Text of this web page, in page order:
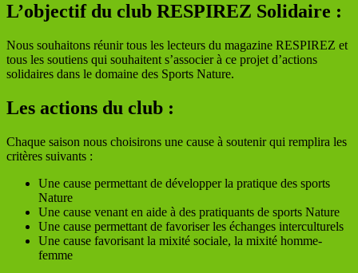
L’objectif du club RESPIREZ Solidaire :
Nous souhaitons réunir tous les lecteurs du magazine RESPIREZ et
tous les soutiens qui souhaitent s’associer à ce projet d’actions
solidaires dans le domaine des Sports Nature.
Les actions du club :
Chaque saison nous choisirons une cause à soutenir qui remplira les
critères suivants :
Une cause permettant de développer la pratique des sports
Nature
Une cause venant en aide à des pratiquants de sports Nature
Une cause permettant de favoriser les échanges interculturels
Une cause favorisant la mixité sociale, la mixité homme-
femme